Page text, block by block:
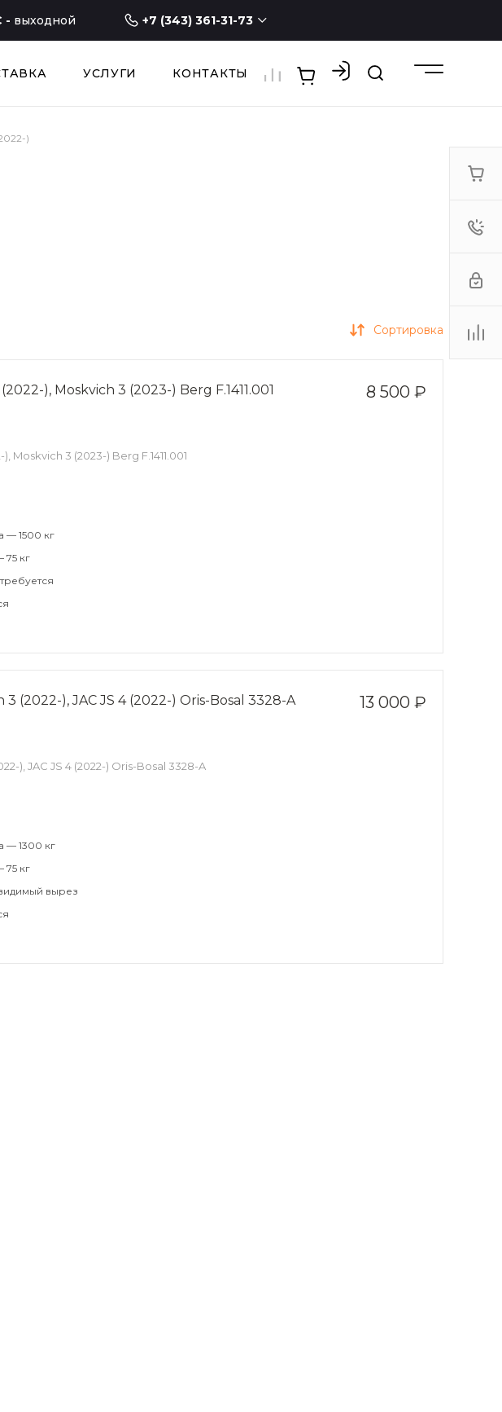
- выходной +7 (343) 361-31-73
+7 (343) 361-31-73
УСЛУГИ КОНТАКТЫ
)
Сортировка
8 500 ₽
), Moskvich 3 (2023-) Berg F.1411.001
Moskvich 3 (2023-) Berg F.1411.001
— 1500 кг
75 кг
13 000 ₽
(2022-), JAC JS 4 (2022-) Oris-Bosal 3328-A
), JAC JS 4 (2022-) Oris-Bosal 3328-A
— 1300 кг
75 кг
вырез